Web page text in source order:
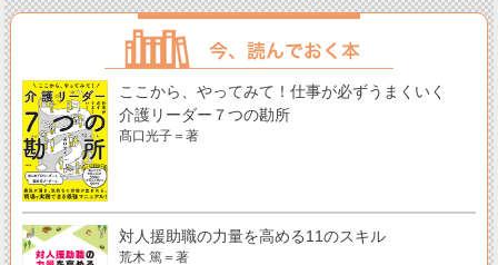
ここから、やってみて！仕事が必ずうまくいく
介護リーダー７つの勘所
髙口光子＝著
対人援助職の力量を高める11のスキル
荒木 篤＝著